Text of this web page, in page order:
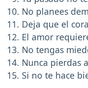
No planees
Deja que el
El amor
No tengas
Nunca pierdas
Si no te hace